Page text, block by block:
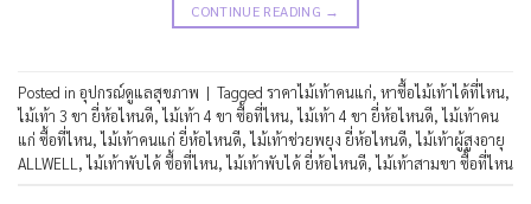
CONTINUE READING →
Posted in อุปกรณ์ดูแลสุขภาพ | Tagged ราคาไม้เท้าคนแก่, หาซื้อไม้เท้าได้ที่ไหน,
ไม้เท้า 3 ขา ยี่ห้อไหนดี, ไม้เท้า 4 ขา ซื้อที่ไหน, ไม้เท้า 4 ขา ยี่ห้อไหนดี, ไม้เท้าคน
แก่ ซื้อที่ไหน, ไม้เท้าคนแก่ ยี่ห้อไหนดี, ไม้เท้าช่วยพยุง ยี่ห้อไหนดี, ไม้เท้าผู้สูงอายุ
ALLWELL , ไม้เท้าพับได้ ซื้อที่ไหน, ไม้เท้าพับได้ ยี่ห้อไหนดี, ไม้เท้าสามขา ซื้อที่ไหน